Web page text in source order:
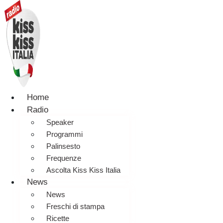
Home
Radio
Speaker
Programmi
Palinsesto
Frequenze
Ascolta Kiss Kiss Italia
News
News
Freschi di stampa
Ricette